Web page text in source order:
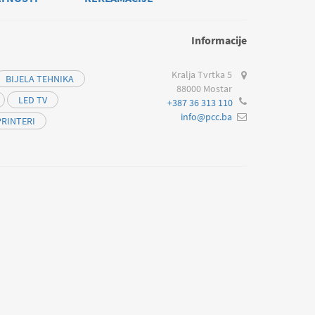
BIJELA TEHNIKA
LED TV
Informacije
Kralja Tvrtka 5
88000 Mostar
+387 36 313 110
info@pcc.ba